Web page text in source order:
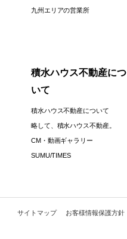
九州エリアの営業所
積水ハウス不動産につ
いて
積水ハウス不動産について
略して、積水ハウス不動産。
CM・動画ギャラリー
SUMU/TIMES
サイトマップ お客様情報保護方針